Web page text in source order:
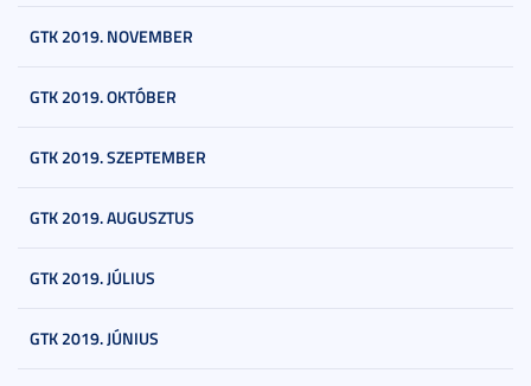
GTK 2019. NOVEMBER
GTK 2019. OKTÓBER
GTK 2019. SZEPTEMBER
GTK 2019. AUGUSZTUS
GTK 2019. JÚLIUS
GTK 2019. JÚNIUS